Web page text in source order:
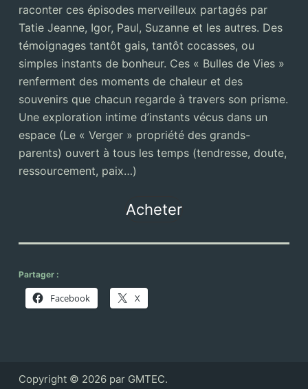
raconter ces épisodes merveilleux partagés par
Tatie Jeanne, Igor, Paul, Suzanne et les autres. Des
témoignages tantôt gais, tantôt cocasses, ou
simples instants de bonheur. Ces « Bulles de Vies »
renferment des moments de chaleur et des
souvenirs que chacun regarde à travers son prisme.
Une exploration intime d’instants vécus dans un
espace (Le « Verger » propriété des grands-
parents) ouvert à tous les temps (tendresse, doute,
ressourcement, paix…)
Acheter
Partager :
Facebook X
Copyright © 2026 par GMTEC.